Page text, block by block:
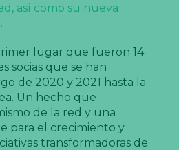
así como su nueva
lugar que fueron 14
socias que se han
de 2020 y 2021 hasta la
Un hecho que
de la red y una
para el crecimiento y
transformadoras de